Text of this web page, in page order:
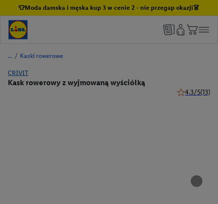
👕Moda damska i męska kup 3 w cenie 2 - nie przegap okazji👗
/ Kaski rowerowe
CRIVIT
Kask rowerowy z wyjmowaną wyściółką
4.3/5(13)